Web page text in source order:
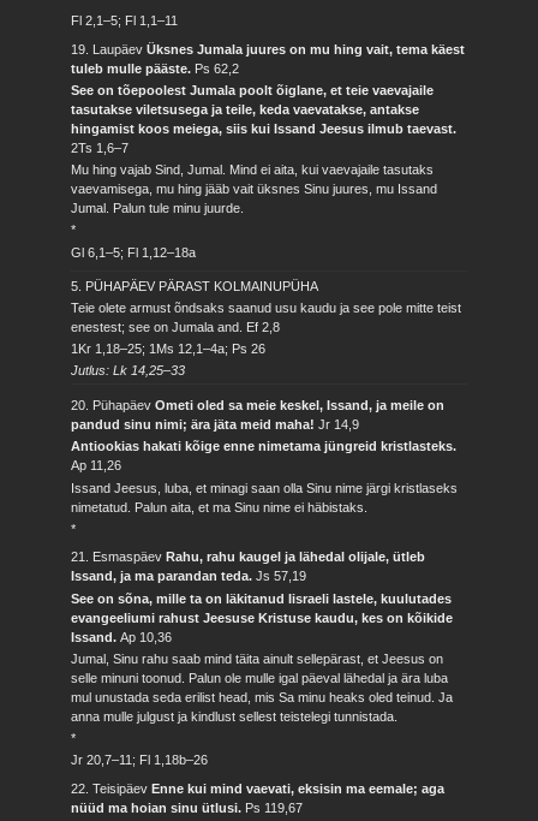
Fl 2,1–5; Fl 1,1–11
19. LaupäevÜksnes Jumala juures on mu hing vait, tema käest
tuleb mulle pääste. Ps 62,2
See on tõepoolest Jumala poolt õiglane, et teie vaevajaile
tasutakse viletsusega ja teile, keda vaevatakse, antakse
hingamist koos meiega, siis kui Issand Jeesus ilmub taevast.
2Ts 1,6–7
Mu hing vajab Sind, Jumal. Mind ei aita, kui vaevajaile tasutaks
vaevamisega, mu hing jääb vait üksnes Sinu juures, mu Issand
Jumal. Palun tule minu juurde.
*
Gl 6,1–5; Fl 1,12–18a
5. PÜHAPÄEV PÄRAST KOLMAINUPÜHA
Teie olete armust õndsaks saanud usu kaudu ja see pole mitte teist
enestest; see on Jumala and. Ef 2,8
1Kr 1,18–25; 1Ms 12,1–4a; Ps 26
Jutlus: Lk 14,25–33
20. PühapäevOmeti oled sa meie keskel, Issand, ja meile on
pandud sinu nimi; ära jäta meid maha!Jr 14,9
Antiookias hakati kõige enne nimetama jüngreid kristlasteks.
Ap 11,26
Issand Jeesus, luba, et minagi saan olla Sinu nime järgi kristlaseks
nimetatud. Palun aita, et ma Sinu nime ei häbistaks.
*
21. Esmaspäev Rahu, rahu kaugel ja lähedal olijale, ütleb
Issand, ja ma parandan teda.Js 57,19
See on sõna, mille ta on läkitanud Iisraeli lastele, kuulutades
evangeeliumi rahust Jeesuse Kristuse kaudu, kes on kõikide
Issand.Ap 10,36
Jumal, Sinu rahu saab mind täita ainult sellepärast, et Jeesus on
selle minuni toonud. Palun ole mulle igal päeval lähedal ja ära luba
mul unustada seda erilist head, mis Sa minu heaks oled teinud. Ja
anna mulle julgust ja kindlust sellest teistelegi tunnistada.
*
Jr 20,7–11; Fl 1,18b–26
22. TeisipäevEnne kui mind vaevati, eksisin ma eemale; aga
nüüd ma hoian sinu ütlusi. Ps 119,67